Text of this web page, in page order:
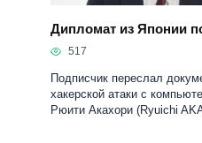
Дипломат из Японии
517
Подписчик переслал
хакерской атаки с
Рюити Акахори (Ryuichi